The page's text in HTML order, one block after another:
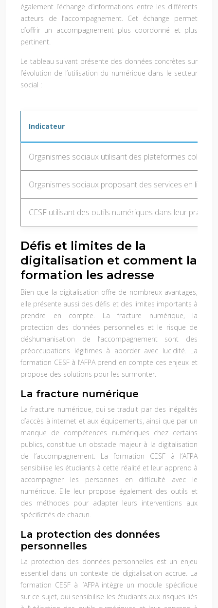
également l’échange d’informations entre les différents
acteurs de l’accompagnement. Cet échange permet
d’offrir un accompagnement plus coordonné et plus
pertinent.
Le tableau suivant présente des données concrètes sur
l’évolution de l’utilisation du numérique dans le secteur
social :
Indicateur
Organismes sociaux utilisant des plateformes
Organismes sociaux proposant des services en ligne
CESF utilisant des outils numériques dans leur pratique
Défis et limites de la
digitalisation et comment la
formation les adresse
Bien que la digitalisation offre de nombreux avantages,
elle présente aussi des défis et des limites importants à
prendre en compte. La fracture numérique, la
protection des données personnelles et le risque de
déshumanisation de l’accompagnement sont des
préoccupations légitimes à aborder avec lucidité. La
formation CESF à l’AFPA prend en compte ces enjeux et
propose des solutions pour les surmonter.
La fracture numérique
La fracture numérique, qui se traduit par des inégalités
d’accès à internet et aux équipements, ainsi que par un
manque de compétences numériques chez certains
publics, constitue un obstacle majeur à la digitalisation
de l’accompagnement. La formation CESF à l’AFPA
sensibilise les étudiants à cette réalité et leur apprend à
accompagner les personnes en difficulté avec le
numérique. Elle leur propose également des outils et
des méthodes pour adapter leurs interventions aux
spécificités de chacun.
La protection des données
personnelles
La protection des données personnelles est un enjeu
essentiel dans un contexte de digitalisation accrue. La
formation CESF à l’AFPA intègre un module spécifique
sur ce sujet, qui sensibilise les étudiants aux risques liés